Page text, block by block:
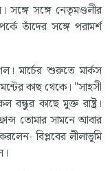
সঙ্গে সঙ্গে নেতৃমণ্ডলীর
তাঁদের সঙ্গে পরামর্শ
মার্চের শুরুতে মার্কস
কাছ থেকে। "সাহসী
বন্ধুর কাছে মুক্ত রাষ্ট্র।
তোমার সামনে আবার
বিপ্লবের লীলাভূমি